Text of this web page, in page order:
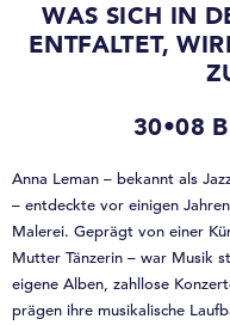
WAS SICH IN
ENTFALTET,
30•08
Anna Leman – bekannt als
– entdeckte vor einigen
Malerei. Geprägt von einer
Mutter Tänzerin – war Musik
eigene Alben, zahllose
prägen ihre musikalische